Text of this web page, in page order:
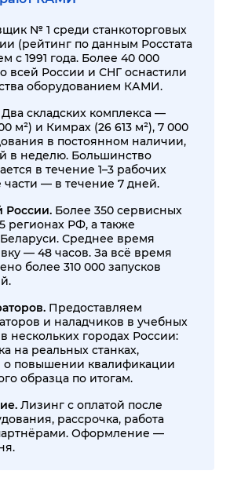
№ 1 среди станкоторговых
(рейтинг по данным Росстата
с 1991 года. Более 40 000
всей России и СНГ оснастили
оборудованием КАМИ.
Два складских комплекса —
м²) и Кимрах (26 613 м²), 7 000
в постоянном наличии,
в неделю. Большинство
в течение 1–3 рабочих
части — в течение 7 дней.
России. Более 350 сервисных
регионах РФ, а также
Среднее время
— 48 часов. За всё время
более 310 000 запусков
Предоставляем
и наладчиков в учебных
нескольких городах России:
на реальных станках,
о повышении квалификации
образца по итогам.
Лизинг с оплатой после
рассрочка, работа
Оформление —